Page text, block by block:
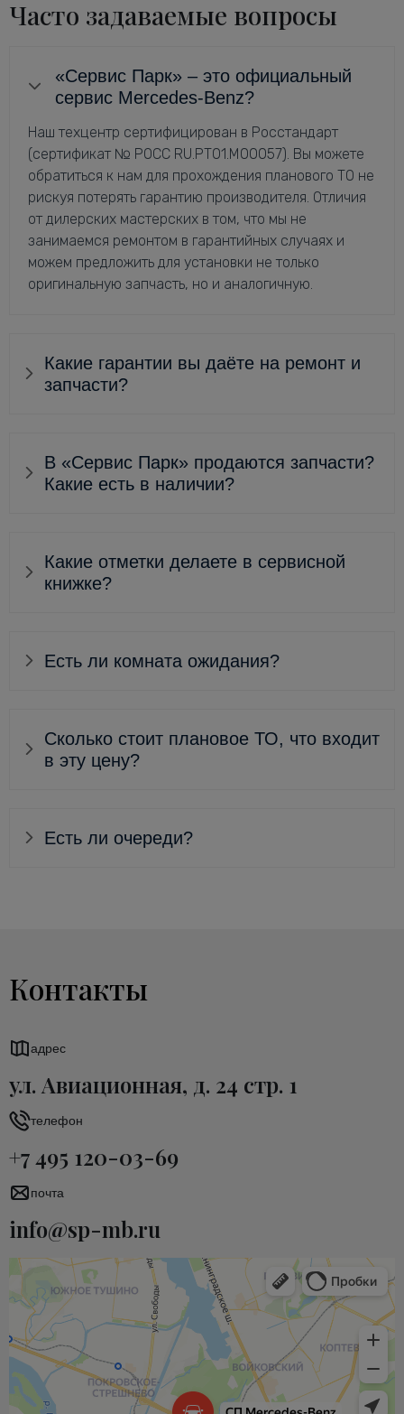
Часто задаваемые вопросы
«Сервис Парк» – это официальный
сервис Mercedes-Benz?
Наш техцентр сертифицирован в Росстандарт
(сертификат № РОСС RU.РТ01.М00057). Вы можете
обратиться к нам для прохождения планового ТО не
рискуя потерять гарантию производителя. Отличия
от дилерских мастерских в том, что мы не
занимаемся ремонтом в гарантийных случаях и
можем предложить для установки не только
оригинальную запчасть, но и аналогичную.
Какие гарантии вы даёте на ремонт и
запчасти?
В «Сервис Парк» продаются запчасти?
Какие есть в наличии?
Какие отметки делаете в сервисной
книжке?
Есть ли комната ожидания?
Сколько стоит плановое ТО, что входит
в эту цену?
Есть ли очереди?
Контакты
адрес
ул. Авиационная, д. 24 стр. 1
телефон
+7 495 120-03-69
почта
info@sp-mb.ru